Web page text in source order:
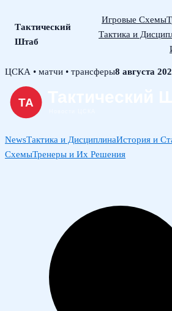
Тактический
Штаб
Игровые Схемы
Тактика и
Skip
content
ЦСКА • матчи • трансферы8 августа
NewsТактика и ДисциплинаИстория и
СхемыТренеры и Их Решения